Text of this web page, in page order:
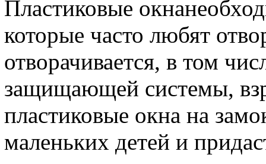
Пластиковые
которые часто любят
отворачивается, в том
защищающей системы,
пластиковые окна на
маленьких детей и